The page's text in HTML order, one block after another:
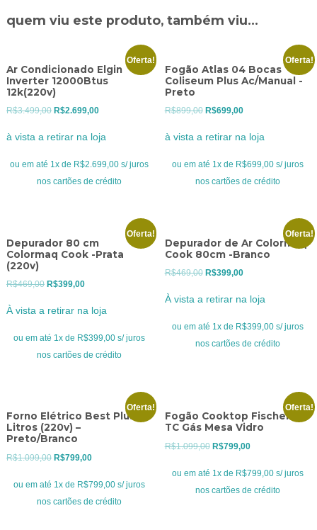
quem viu este produto, também viu...
Oferta!
Ar Condicionado Elgin
Inverter 12000Btus
12k(220v)
R$3.499,00 O
era:
R$3.499,00.
R$2.699,00O
atual
é:
R$2.699,00.
à vista a retirar na loja
ou em até 1x de R$2.699,00 s/ juros
nos cartões de crédito
Oferta!
Fogão Atlas 04 Bocas
Coliseum Plus Ac/Manual -
Preto
R$899,00 O
era:
R$899,00.
R$699,00O
atual
é:
R$699,00.
à vista a retirar na loja
ou em até 1x de R$699,00 s/ juros
nos cartões de crédito
Oferta!
Depurador 80 cm
Colormaq Cook -Prata
(220v)
R$469,00 O
era:
R$469,00.
R$399,00O
atual
é:
R$399,00.
À vista a retirar na loja
ou em até 1x de R$399,00 s/ juros
nos cartões de crédito
Oferta!
Depurador de Ar Colormaq
Cook 80cm -Branco
R$469,00 O
era:
R$469,00.
R$399,00O
atual
é:
R$399,00.
À vista a retirar na loja
ou em até 1x de R$399,00 s/ juros
nos cartões de crédito
Oferta!
Forno Elétrico Best Plus 60
Litros (220v) –
Preto/Branco
R$1.099,00 OR$799,00O
atual
ou em até 1x de R$799,00 s/ juros
nos cartões de crédito
Oferta!
Fogão Cooktop Fischer 5Q
TC Gás Mesa Vidro
R$1.099,00 OR$799,00O
atual
ou em até 1x de R$799,00 s/ juros
nos cartões de crédito